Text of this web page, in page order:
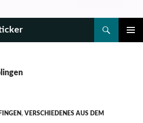
, VERSCHIEDENES AUS DEM